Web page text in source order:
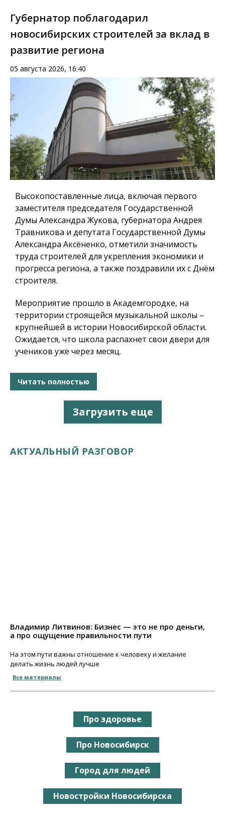
Губернатор поблагодарил
новосибирских строителей за вклад в
развитие региона
05 августа 2026, 16:40
Высокопоставленные лица, включая первого
заместителя председателя Государственной
Думы Александра Жукова, губернатора Андрея
Травникова и депутата Государственной Думы
Александра Аксёненко, отметили значимость
труда строителей для укрепления экономики и
прогресса региона, а также поздравили их с Днём
строителя.
Мероприятие прошло в Академгородке, на
территории строящейся музыкальной школы –
крупнейшей в истории Новосибирской области.
Ожидается, что школа распахнет свои двери для
учеников уже через месяц.
Читать полностью
Загрузить еще
АКТУАЛЬНЫЙ РАЗГОВОР
Владимир Литвинов: Бизнес — это не про деньги,
а про ощущение правильности пути
На этом пути важны отношение к человеку и желание
делать жизнь людей лучше
Все материалы
Про здоровье
Про Новосибирск
Город для людей
Новостройки Новосибирска